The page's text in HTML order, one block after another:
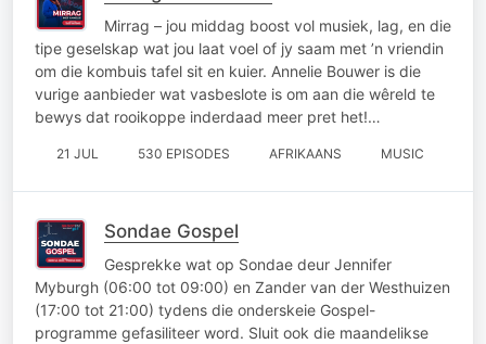
Mirrag – jou middag boost vol musiek, lag, en die
tipe geselskap wat jou laat voel of jy saam met ’n vriendin
om die kombuis tafel sit en kuier. Annelie Bouwer is die
vurige aanbieder wat vasbeslote is om aan die wêreld te
bewys dat rooikoppe inderdaad meer pret het!…
21 JUL 530 EPISODES AFRIKAANS MUSIC
Sondae Gospel
Gesprekke wat op Sondae deur Jennifer
Myburgh (06:00 tot 09:00) en Zander van der Westhuizen
(17:00 tot 21:00) tydens die onderskeie Gospel-
programme gefasiliteer word. Sluit ook die maandelikse